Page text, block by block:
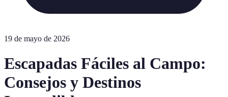
19 de mayo de 2026
Escapadas Fáciles al Campo:
Consejos y Destinos